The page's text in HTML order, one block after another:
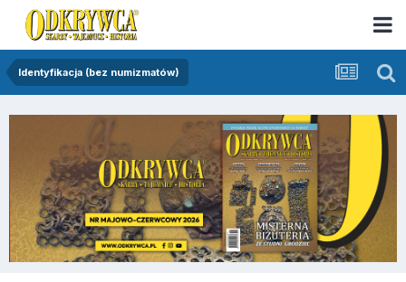
Identyfikacja (bez numizmatów)